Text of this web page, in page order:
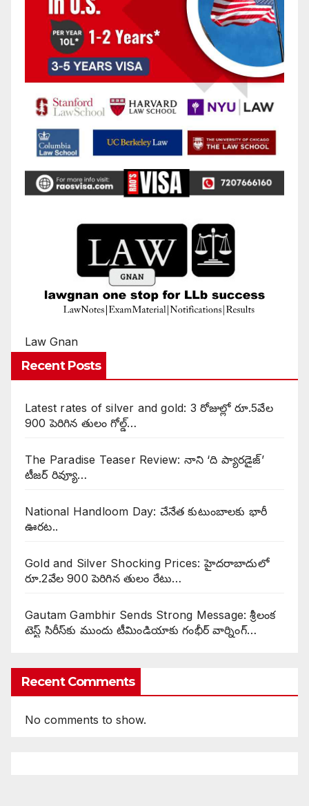
Law Gnan
Recent Posts
Latest rates of silver and gold: 3 రోజుల్లో రూ.5వేల
900 పెరిగిన తులం గోల్డ్…
The Paradise Teaser Review: నాని ‘ది ప్యారడైజ్’
టీజర్ రివ్యూ…
National Handloom Day: చేనేత కుటుంబాలకు భారీ
ఊరట..
Gold and Silver Shocking Prices: హైదరాబాదులో
రూ.2వేల 900 పెరిగిన తులం రేటు…
Gautam Gambhir Sends Strong Message: శ్రీలంక
టెస్ట్ సిరీస్‌కు ముందు టీమిండియాకు గంభీర్ వార్నింగ్…
Recent Comments
No comments to show.